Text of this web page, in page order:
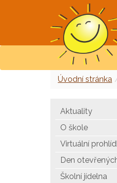
Úvodní stránka
Aktuality
O škole
Virtuální
Den
Školní jídelna